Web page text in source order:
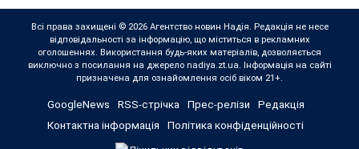
Всі права захищені © 2026 Агентство новин Надія. Редакція не несе
відповідальності за інформацію, що міститься в рекламних
оголошеннях. Використання будь-яких матеріалів, дозволяється
виключно з посилання на джерело nadiya.zt.ua. Інформація на сайті
призначена для ознайомлення осіб віком 21+.
GoogleNews RSS-стрічка Прес-релізи
Редакція
Контактна інформація
Політика конфіденційності